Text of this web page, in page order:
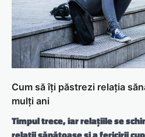
Cum să îți păstrezi relația
mulți ani
Timpul trece, iar relațiile se